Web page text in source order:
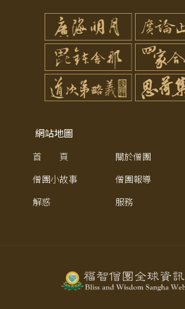
網站地圖
首 頁 關於僧團
僧團小故事
僧團報導
解惑
服務